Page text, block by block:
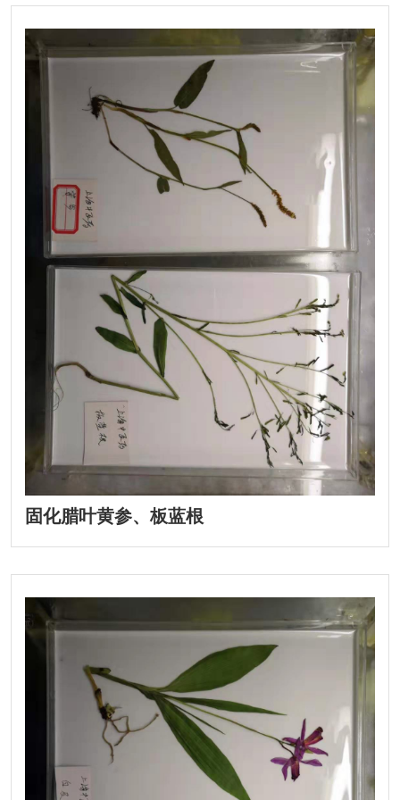
固化腊叶黄参、板蓝根